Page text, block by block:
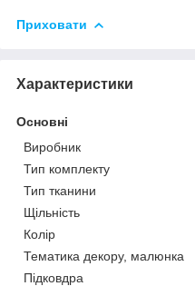
Приховати
Характеристики
Основні
Виробник
Тип комплекту
Тип тканини
Щільність
Колір
Тематика декору, малюнка
Підковдра